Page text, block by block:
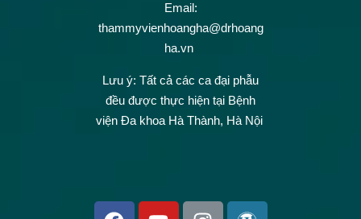
Email:
thammyvienhoangha@drhoang
ha.vn
Lưu ý: Tất cả các ca đại phẫu
đều được thực hiện tại Bệnh
viện Đa khoa Hà Thành, Hà Nội